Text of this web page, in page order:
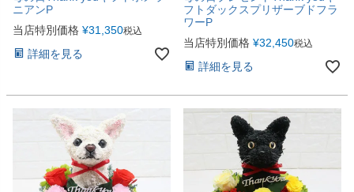
ニアンP
当店特別価格 ¥31,350税込
詳細を見る
フトダックスプリザーブドフラ
ワーP
当店特別価格 ¥32,450税込
詳細を見る